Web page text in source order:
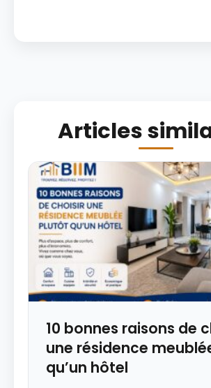
Articles
10 bonnes raisons de
une résidence
qu’un hôtel